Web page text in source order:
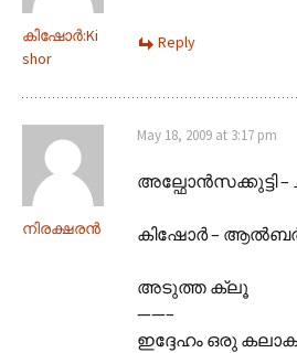
കിഷോർ‍:Ki
shor
Reply
നിരക്ഷരന്‍
May 18, 2009 at 3:17 pm
അല്ഫോന്‍സക്കുട്ടി –
കിഷോര്‍ –
അടുത്ത ക്ലൂ
——–
ഇദ്ദേഹം ഒരു